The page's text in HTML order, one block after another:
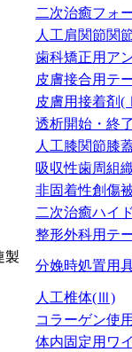
二次治癒フォ
人工肩関節関
歯科矯正用ア
皮膚接合用テ
皮膚用接着剤
透析開始・終
人工膝関節膝
吸収性歯周組
非固着性創傷
二次治癒ハイ
整形外科用テ
製
分娩時処置用
人工椎体(Ⅲ)
コラーゲン使
体内固定用ワ